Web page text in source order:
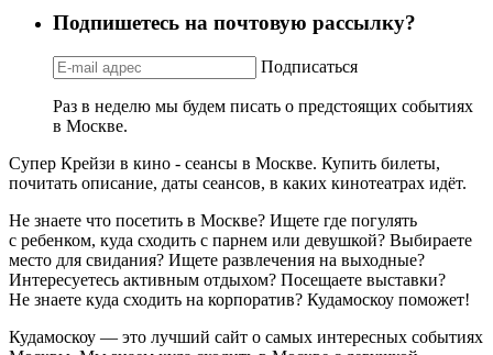
Подпишетесь на почтовую рассылку?
Подписаться
Раз в неделю мы будем писать о предстоящих событиях
в Москве.
Супер Крейзи в кино - сеансы в Москве. Купить билеты,
почитать описание, даты сеансов, в каких кинотеатрах идёт.
Не знаете что посетить в Москве? Ищете где погулять
с ребенком, куда сходить с парнем или девушкой? Выбираете
место для свидания? Ищете развлечения на выходные?
Интересуетесь активным отдыхом? Посещаете выставки?
Не знаете куда сходить на корпоратив? Кудамоскоу поможет!
Кудамоскоу — это лучший сайт о самых интересных событиях